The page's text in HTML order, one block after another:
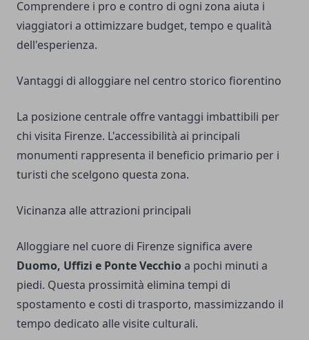
Comprendere i pro e contro di ogni zona aiuta i
viaggiatori a ottimizzare budget, tempo e qualità
dell'esperienza.
Vantaggi di alloggiare nel centro storico fiorentino
La posizione centrale offre vantaggi imbattibili per
chi visita Firenze. L'accessibilità ai principali
monumenti rappresenta il beneficio primario per i
turisti che scelgono questa zona.
Vicinanza alle attrazioni principali
Alloggiare nel cuore di Firenze significa avere
Duomo, Uffizi e Ponte Vecchio a pochi minuti a
piedi. Questa prossimità elimina tempi di
spostamento e costi di trasporto, massimizzando il
tempo dedicato alle visite culturali.